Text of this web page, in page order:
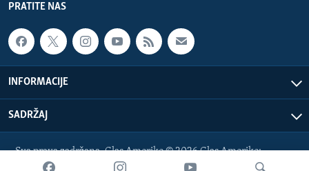
PRATITE NAS
INFORMACIJE
SADRŽAJ
Sva prava zadržana. Glas Amerike © 2026 Glas Amerike:
bosnian-service@voanews.com